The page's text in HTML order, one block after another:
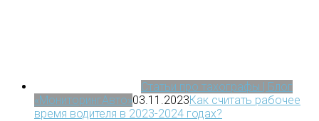
Статьи про тахографы | Блог
«МониторингАвто»03.11.2023Как считать рабочее
время водителя в 2023-2024 годах?